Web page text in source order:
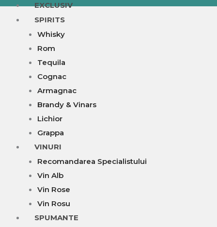
EXCLUSIV
SPIRITS
Whisky
Rom
Tequila
Cognac
Armagnac
Brandy & Vinars
Lichior
Grappa
VINURI
Recomandarea Specialistului
Vin Alb
Vin Rose
Vin Rosu
SPUMANTE